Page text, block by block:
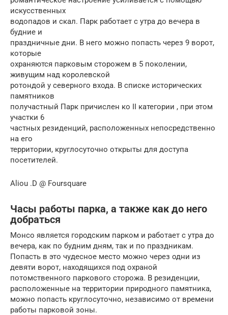
искусственных
водопадов и скал. Парк работает с утра до вечера в
будние и
праздничные дни. В него можно попасть через 9 ворот,
которые
охраняются парковым сторожем в 5 поколении,
живущим над королевской
ротондой у северного входа. В списке исторических
памятников
получастный Парк причислен ко II категории , при этом
участки 6
частных резиденций, расположенных непосредственно
на его
территории, круглосуточно открыты для доступа
посетителей.
Aliou .D @ Foursquare
Часы работы парка, а также как до него
добраться
Монсо является городским парком и работает с утра до
вечера, как по будним дням, так и по праздникам.
Попасть в это чудесное место можно через одни из
девяти ворот, находящихся под охраной
потомственного паркового сторожа. В резиденции,
расположенные на территории природного памятника,
можно попасть круглосуточно, независимо от времени
работы парковой зоны.